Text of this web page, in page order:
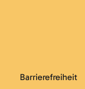
Barrierefreiheit